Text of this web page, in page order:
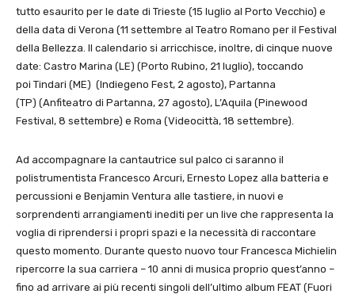
tutto esaurito per le date di Trieste (15 luglio al Porto Vecchio) e
della data di Verona (11 settembre al Teatro Romano per il Festival
della Bellezza. Il calendario si arricchisce, inoltre, di cinque nuove
date: Castro Marina (LE) (Porto Rubino, 21 luglio), toccando
poi Tindari (ME) (Indiegeno Fest, 2 agosto), Partanna
(TP) (Anfiteatro di Partanna, 27 agosto), L’Aquila (Pinewood
Festival, 8 settembre) e Roma (Videocittà, 18 settembre).
Ad accompagnare la cantautrice sul palco ci saranno il
polistrumentista Francesco Arcuri, Ernesto Lopez alla batteria e
percussioni e Benjamin Ventura alle tastiere, in nuovi e
sorprendenti arrangiamenti inediti per un live che rappresenta la
voglia di riprendersi i propri spazi e la necessità di raccontare
questo momento. Durante questo nuovo tour Francesca Michielin
ripercorre la sua carriera – 10 anni di musica proprio quest’anno –
fino ad arrivare ai più recenti singoli dell’ultimo album FEAT (Fuori